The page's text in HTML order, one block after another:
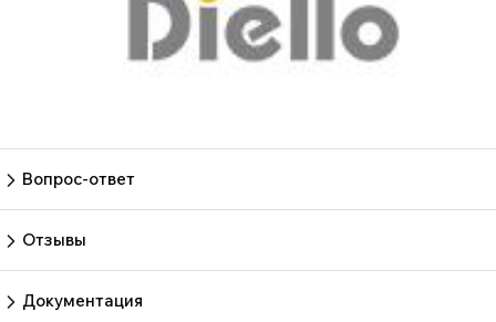
Вопрос-ответ
Отзывы
Документация